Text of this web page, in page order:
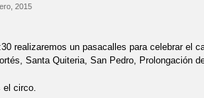
2015
realizaremos un pasacalles para celebrar el
Santa Quiteria, San Pedro, Prolongación
el circo.